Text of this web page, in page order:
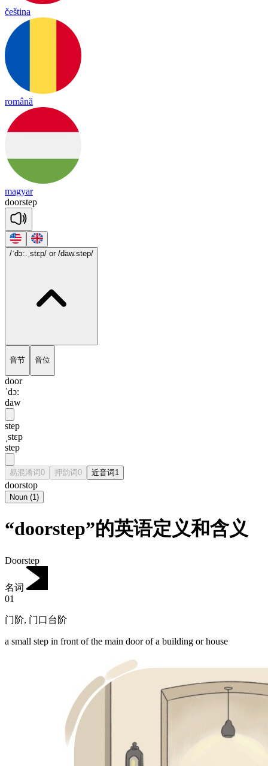
čeština
română
magyar
doorstep
/ˈdɔ:.ˌstɛp/ or /daw.step/
音节 音位
door
ˈdɔ:
daw
step
ˌstɛp
step
易混淆词0 押韵词0 近音词1
doorstop
Noun (1)
“doorstep”的英语定义和含义
Doorstep
名词
01
门阶, 门口台阶
a small step in front of the main door of a building or house